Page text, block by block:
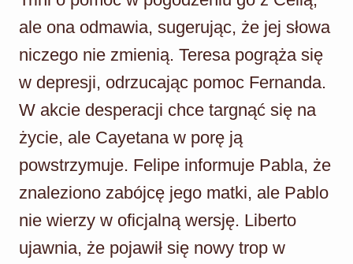
ale ona odmawia, sugerując, że jej słowa
niczego nie zmienią. Teresa pogrąża się
w depresji, odrzucając pomoc Fernanda.
W akcie desperacji chce targnąć się na
życie, ale Cayetana w porę ją
powstrzymuje. Felipe informuje Pabla, że
znaleziono zabójcę jego matki, ale Pablo
nie wierzy w oficjalną wersję. Liberto
ujawnia, że pojawił się nowy trop w